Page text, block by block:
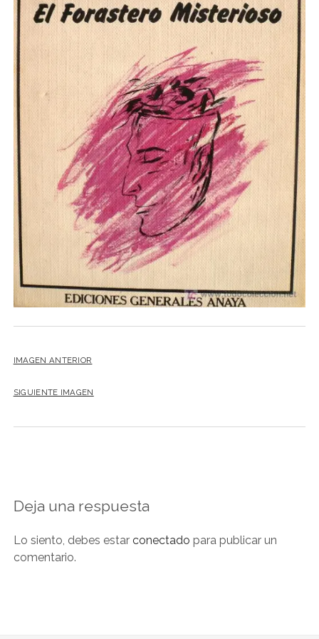
NOVELA GRÁFICA
BOOKTAG
NO FICCIÓN
LITERATURA INFANTIL Y JUVENIL
NOVEDADES DEL MES
IMAGEN ANTERIOR
SIGUIENTE IMAGEN
Deja una respuesta
Lo siento, debes estar conectado para publicar un
comentario.